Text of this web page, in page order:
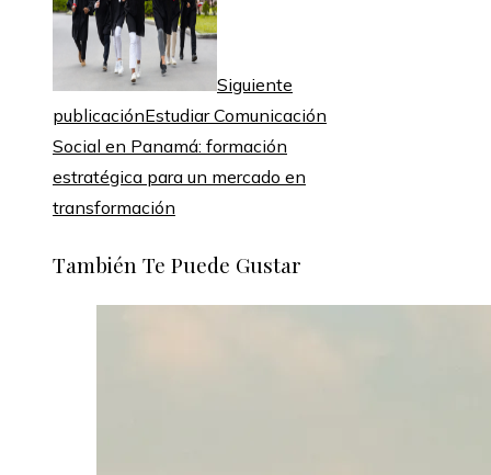
Siguiente
publicaciónEstudiar Comunicación
Social en Panamá: formación
estratégica para un mercado en
transformación
También Te Puede Gustar